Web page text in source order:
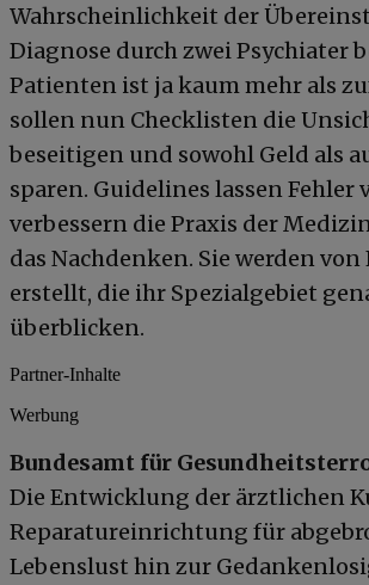
Wahrscheinlichkeit der
Diagnose durch zwei Psychiater
Patienten ist ja kaum mehr als
sollen nun Checklisten die
beseitigen und sowohl Geld als
sparen. Guidelines lassen Fehler
verbessern die Praxis der
das Nachdenken. Sie werden
erstellt, die ihr Spezialgebiet
überblicken.
Partner-Inhalte
Werbung
Bundesamt für
Die Entwicklung der ärztlichen
Reparatureinrichtung für
Lebenslust hin zur